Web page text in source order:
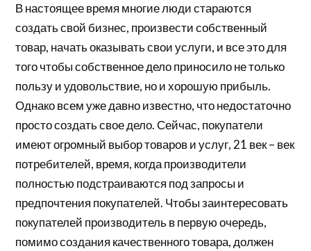
В настоящее время многие люди стараются
создать свой бизнес, произвести собственный
товар, начать оказывать свои услуги, и все это для
того чтобы собственное дело приносило не только
пользу и удовольствие, но и хорошую прибыль.
Однако всем уже давно известно, что недостаточно
просто создать свое дело. Сейчас, покупатели
имеют огромный выбор товаров и услуг, 21 век – век
потребителей, время, когда производители
полностью подстраиваются под запросы и
предпочтения покупателей. Чтобы заинтересовать
покупателей производитель в первую очередь,
помимо создания качественного товара, должен